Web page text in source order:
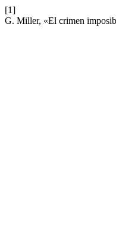
[1]
G. Miller, «El crimen